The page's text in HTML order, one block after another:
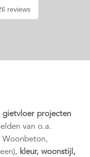
reviews
gietvloer projecten
van o.a.
Woonbeton,
kleur, woonstijl,